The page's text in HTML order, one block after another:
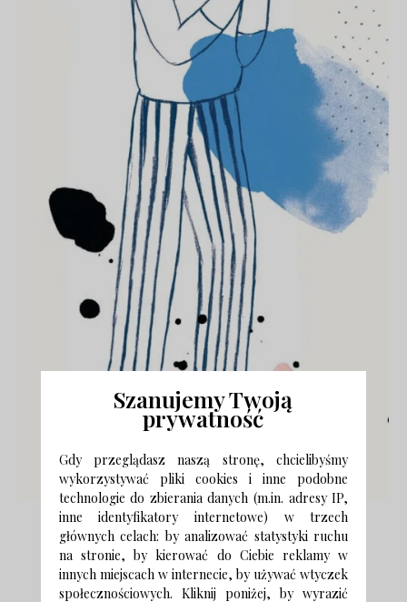
Zdjęcia i materiały prasowe:Łódź Design Festival
Szanujemy Twoją
prywatność
Gdy przeglądasz naszą stronę, chcielibyśmy
wykorzystywać pliki cookies i inne podobne
technologie do zbierania danych (m.in. adresy IP,
inne identyfikatory internetowe) w trzech
głównych celach: by analizować statystyki ruchu
na stronie, by kierować do Ciebie reklamy w
innych miejscach w internecie, by używać wtyczek
społecznościowych. Kliknij poniżej, by wyrazić